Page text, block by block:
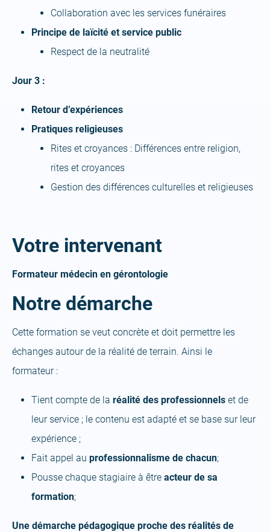
Collaboration avec les services funéraires
Principe de laïcité et service public
Respect de la neutralité
Jour 3 :
Retour d’expériences
Pratiques religieuses
Rites et croyances : Différences entre religion,
rites et croyances
Gestion des différences culturelles et religieuses
Votre intervenant
Formateur médecin en gérontologie
Notre démarche
Cette formation se veut concrète et doit permettre les
échanges autour de la réalité de terrain. Ainsi le
formateur :
Tient compte de la réalité des professionnels et de
leur service ; le contenu est adapté et se base sur leur
expérience ;
Fait appel au professionnalisme de chacun;
Pousse chaque stagiaire à être acteur de sa
formation;
Une démarche pédagogique proche des réalités de